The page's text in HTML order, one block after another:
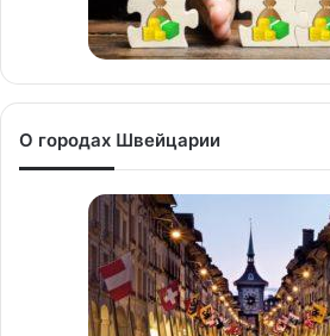
О городах Швейцарии